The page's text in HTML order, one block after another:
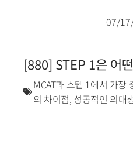
07/
[880] STEP 1은 어
MCAT과 스텝 1에서 가장
의 차이점, 성공적인 의대